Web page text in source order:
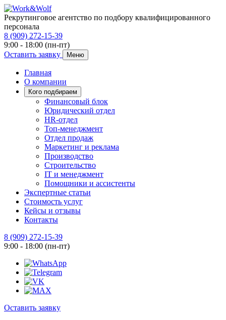
Рекрутинговое агентство по подбору квалифицированного
персонала
8 (909) 272-15-39
9:00 - 18:00 (пн-пт)
Оставить заявку
Меню
Главная
О компании
Кого подбираем
Финансовый блок
Юридический отдел
HR-отдел
Топ-менеджмент
Отдел продаж
Маркетинг и реклама
Производство
Строительство
IT и менеджмент
Помощники и ассистенты
Экспертные статьи
Стоимость услуг
Кейсы и отзывы
Контакты
8 (909) 272-15-39
9:00 - 18:00 (пн-пт)
Оставить заявку